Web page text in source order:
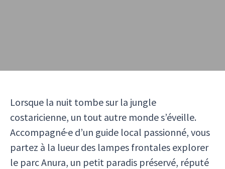
Lorsque la nuit tombe sur la jungle
costaricienne, un tout autre monde s’éveille.
Accompagné·e d’un guide local passionné, vous
partez à la lueur des lampes frontales explorer
le parc Anura, un petit paradis préservé, réputé